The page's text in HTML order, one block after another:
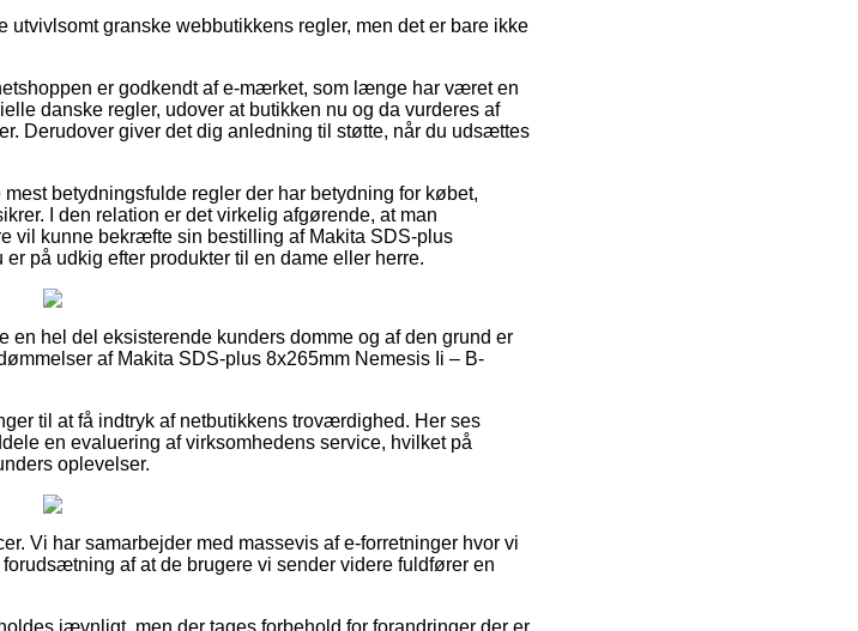
granske webbutikkens regler, men det er bare ikke
er godkendt af e-mærket, som længe har været en
danske regler, udover at butikken nu og da vurderes af
Derudover giver det dig anledning til støtte, når du udsættes
betydningsfulde regler der har betydning for købet,
I den relation er det virkelig afgørende, at man
vil kunne bekræfte sin bestilling af Makita SDS-plus
på udkig efter produkter til en dame eller herre.
hel del eksisterende kunders domme og af den grund er
af Makita SDS-plus 8x265mm Nemesis Ii – B-
til at få indtryk af netbutikkens troværdighed. Her ses
en evaluering af virksomhedens service, hvilket på
oplevelser.
Vi har samarbejder med massevis af e-forretninger hvor vi
af at de brugere vi sender videre fuldfører en
jævnligt, men der tages forbehold for forandringer der er